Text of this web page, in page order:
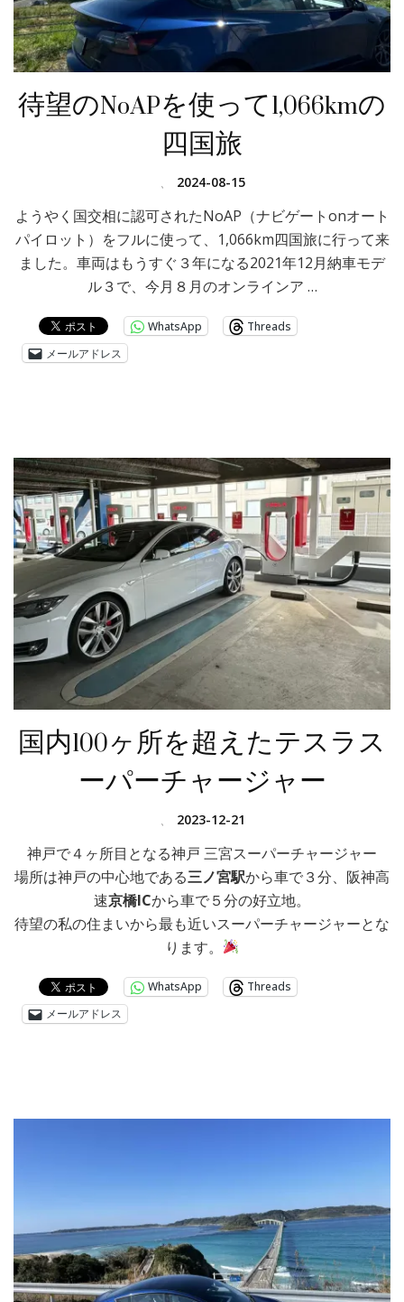
待望のNoAPを使って1,066kmの
四国旅
、 2024-08-15
ようやく国交相に認可されたNoAP（ナビゲートonオート
パイロット）をフルに使って、1,066km四国旅に行って来
ました。車両はもうすぐ３年になる2021年12月納車モデ
ル３で、今月８月のオンラインア …
WhatsApp
Threads
メールアドレス
国内100ヶ所を超えたテスラス
ーパーチャージャー
2023-12-21
神戸で４ヶ所目となる神戸 三宮スーパーチャージャー
場所は神戸の中心地である三ノ宮駅から車で３分、阪神高
速京橋ICから車で５分の好立地。
待望の私の住まいから最も近いスーパーチャージャーとな
ります。
WhatsApp
Threads
メールアドレス